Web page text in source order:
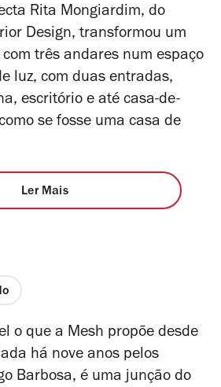
Rita Mongiardim, do
Design, transformou um
três andares num espaço
luz, com duas entradas,
escritório e até casa-de-
se fosse uma casa de
Ler Mais
o que a Mesh propõe desde
há nove anos pelos
Barbosa, é uma junção do